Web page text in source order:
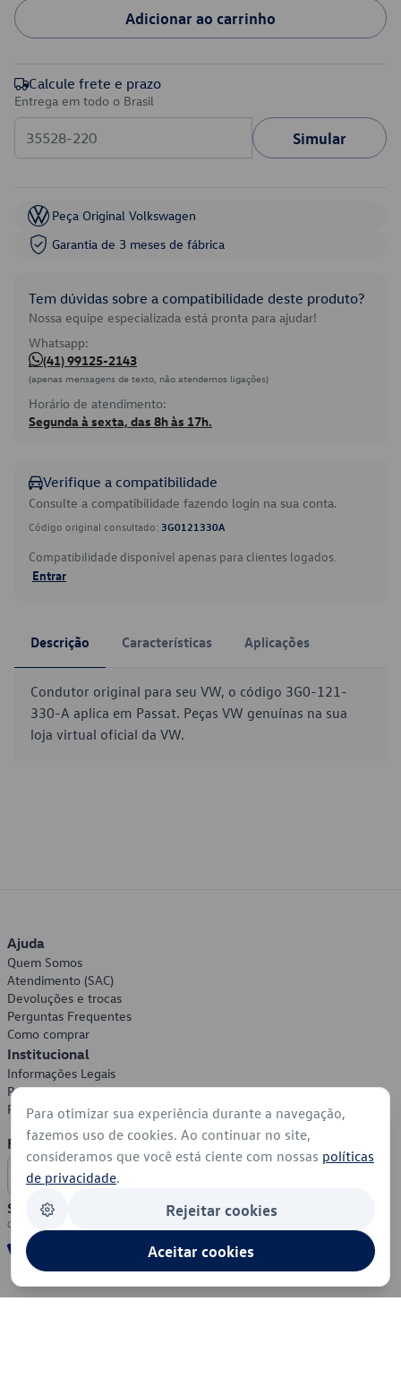
Adicionar ao carrinho
Calcule frete e prazo
Entrega em todo o Brasil
Simular
Peça Original Volkswagen
Garantia de 3 meses de fábrica
Tem dúvidas sobre a compatibilidade deste produto?
Nossa equipe especializada está pronta para ajudar!
Whatsapp:
(41) 99125-2143
(apenas mensagens de texto, não atendemos ligações)
Horário de atendimento:
Segunda à sexta, das 8h às 17h.
Verifique a compatibilidade
Consulte a compatibilidade fazendo login na sua conta.
Código original consultado: 3G0121330A
Compatibilidade disponível apenas para clientes logados.
Entrar
Descrição Características Aplicações
Condutor original para seu VW, o código 3G0-121-
330-A aplica em Passat. Peças VW genuínas na sua
loja virtual oficial da VW.
Ajuda
Quem Somos
Atendimento (SAC)
Devoluções e trocas
Perguntas Frequentes
Como comprar
Institucional
Informações Legais
Política de Privacidade
Política de Cookies
Formas de Pagamento
Segurança
Para otimizar sua experiência durante a navegação,
fazemos uso de cookies. Ao continuar no site,
consideramos que você está ciente com nossas políticas
de privacidade.
Rejeitar cookies
Aceitar cookies